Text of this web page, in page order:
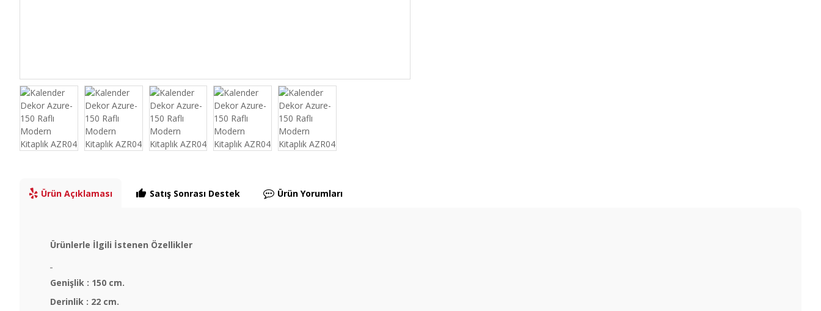
Ürün Açıklaması Satış Sonrası Destek Ürün Yorumları
Ürünlerle İlgili İstenen Özellikler
Genişlik : 150 cm.
Derinlik : 22 cm.